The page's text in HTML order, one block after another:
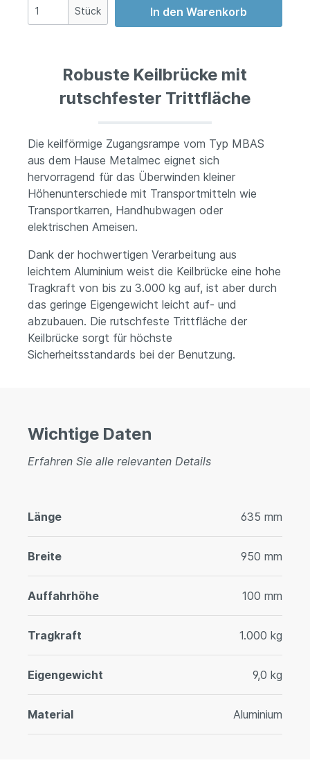
Stück In den Warenkorb
Robuste Keilbrücke mit
rutschfester Trittfläche
Die keilförmige Zugangsrampe vom Typ MBAS
aus dem Hause Metalmec eignet sich
hervorragend für das Überwinden kleiner
Höhenunterschiede mit Transportmitteln wie
Transportkarren, Handhubwagen oder
elektrischen Ameisen.
Dank der hochwertigen Verarbeitung aus
leichtem Aluminium weist die Keilbrücke eine hohe
Tragkraft von bis zu 3.000 kg auf, ist aber durch
das geringe Eigengewicht leicht auf- und
abzubauen. Die rutschfeste Trittfläche der
Keilbrücke sorgt für höchste
Sicherheitsstandards bei der Benutzung.
Wichtige Daten
Erfahren Sie alle relevanten Details
Länge 635 mm
Breite 950 mm
Auffahrhöhe 100 mm
Tragkraft 1.000 kg
Eigengewicht 9,0 kg
Material Aluminium